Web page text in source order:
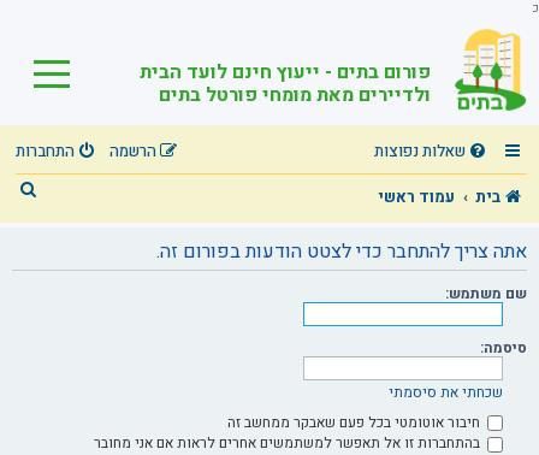
כ
פורום בתים - ייעוץ חינם לועד הבית
ולדיירים מאת מומחי פורטל בתים
שאלות נפוצות התחברות
הרשמה
בית
עמוד ראשי
י
אתה צריך להתחבר כדי לצטט הודעות בפורום זה.
שם משתמש:
סיסמה:
שכחתי את סיסמתי
חיבור אוטומטי בכל פעם שאבקר ממחשב זה
בהתחברות זו אל תאפשר למשתמשים אחרים לראות אם אני מחובר